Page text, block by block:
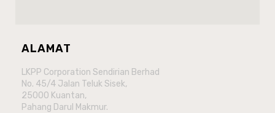
ALAMAT
LKPP Corporation Sendirian Berhad
No. 45/4 Jalan Teluk Sisek,
25000 Kuantan,
Pahang Darul Makmur.